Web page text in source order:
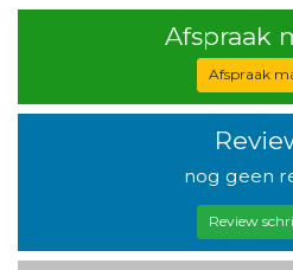
Afspraak
Afspraak
nog geen
Review